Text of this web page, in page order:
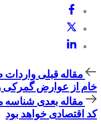
مقاله
قبلی
مقاله قبلیواردات
خام از عوارض گمرکی
مقاله
بعدی
مقاله بعدی شناسه
کد اقتصادی خواهد بود